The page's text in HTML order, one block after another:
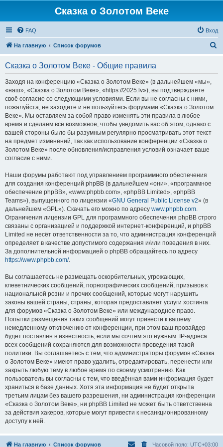
Сказка о Золотом Веке
FAQ Вход
На главную Список форумов
Сказка о Золотом Веке - Общие правила
Заходя на конференцию «Сказка о Золотом Веке» (в дальнейшем «мы»,
«наш», «Сказка о Золотом Веке», «https://2025.lv»), вы подтверждаете
своё согласие со следующими условиями. Если вы не согласны с ними,
пожалуйста, не заходите и не пользуйтесь форумами «Сказка о Золотом
Веке». Мы оставляем за собой право изменять эти правила в любое
время и сделаем всё возможное, чтобы уведомить вас об этом, однако с
вашей стороны было бы разумным регулярно просматривать этот текст
на предмет изменений, так как использование конференции «Сказка о
Золотом Веке» после обновления/исправления условий означает ваше
согласие с ними.
Наши форумы работают под управлением программного обеспечения
для создания конференций phpBB (в дальнейшем «они», «программное
обеспечение phpBB», «www.phpbb.com», «phpBB Limited», «phpBB
Teams»), выпущенного по лицензии «GNU General Public License v2» (в
дальнейшем «GPL»). Скачать его можно по адресу www.phpbb.com.
Ограничения лицензии GPL для программного обеспечения phpBB строго
связаны с организацией и поддержкой интернет-конференций, и phpBB
Limited не несёт ответственности за то, что администрация конференций
определяет в качестве допустимого содержания и/или поведения в них.
За дополнительной информацией о phpBB обращайтесь по адресу
https://www.phpbb.com/.
Вы соглашаетесь не размещать оскорбительных, угрожающих,
клеветнических сообщений, порнографических сообщений, призывов к
национальной розни и прочих сообщений, которые могут нарушить
законы вашей страны, страны, которая предоставляет услуги хостинга
для форумов «Сказка о Золотом Веке» или международное право.
Попытки размещения таких сообщений могут привести к вашему
немедленному отключению от конференции, при этом ваш провайдер
будет поставлен в известность, если мы сочтём это нужным. IP-адреса
всех сообщений сохраняются для возможности проведения такой
политики. Вы соглашаетесь с тем, что администраторы форумов «Сказка
о Золотом Веке» имеют право удалить, отредактировать, перенести или
закрыть любую тему в любое время по своему усмотрению. Как
пользователь вы согласны с тем, что введённая вами информация будет
храниться в базе данных. Хотя эта информация не будет открыта
третьим лицам без вашего разрешения, ни администрация конференции
«Сказка о Золотом Веке», ни phpBB Limited не может быть ответственна
за действия хакеров, которые могут привести к несанкционированному
доступу к ней.
На главную Список форумов Часовой пояс: UTC+03:00